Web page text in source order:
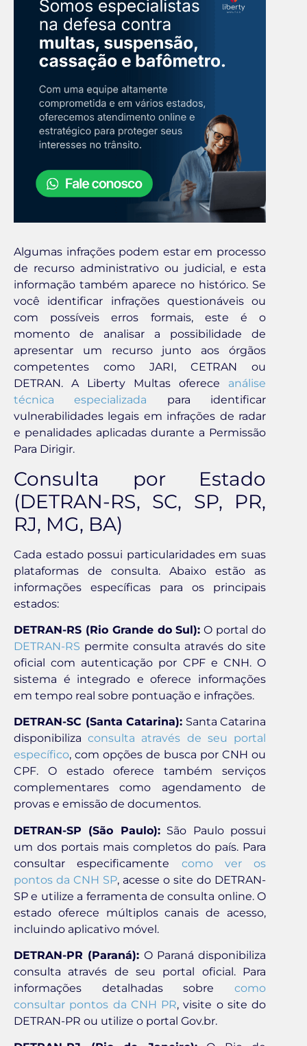
Algumas infrações podem estar em processo
de recurso administrativo ou judicial, e esta
informação também aparece no histórico. Se
você identificar infrações questionáveis ou
com possíveis erros formais, este é o
momento de analisar a possibilidade de
apresentar um recurso junto aos órgãos
competentes como JARI, CETRAN ou
DETRAN. A Liberty Multas oferece análise
técnica especializada para identificar
vulnerabilidades legais em infrações de radar
e penalidades aplicadas durante a Permissão
Para Dirigir.
Consulta por Estado
(DETRAN-RS, SC, SP, PR,
RJ, MG, BA)
Cada estado possui particularidades em suas
plataformas de consulta. Abaixo estão as
informações específicas para os principais
estados:
DETRAN-RS (Rio Grande do Sul): O portal do
DETRAN-RS permite consulta através do site
oficial com autenticação por CPF e CNH. O
sistema é integrado e oferece informações
em tempo real sobre pontuação e infrações.
DETRAN-SC (Santa Catarina): Santa Catarina
disponibilizaconsulta através de seu portal
específico, com opções de busca por CNH ou
CPF. O estado oferece também serviços
complementares como agendamento de
provas e emissão de documentos.
DETRAN-SP (São Paulo):São Paulo possui
um dos portais mais completos do país. Para
consultar especificamente como ver os
pontos da CNH SP, acesse o site do DETRAN-
SP e utilize a ferramenta de consulta online. O
estado oferece múltiplos canais de acesso,
incluindo aplicativo móvel.
DETRAN-PR (Paraná): O Paraná disponibiliza
consulta através de seu portal oficial. Para
informações detalhadas sobre como
consultar pontos da CNH PR, visite o site do
DETRAN-PR ou utilize o portal Gov.br.